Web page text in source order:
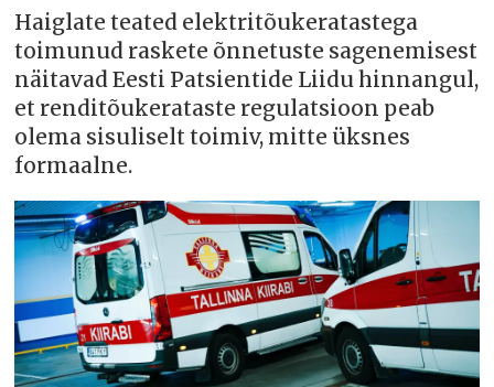
Haiglate teated elektritõukeratastega
toimunud raskete õnnetuste sagenemisest
näitavad Eesti Patsientide Liidu hinnangul,
et renditõukerataste regulatsioon peab
olema sisuliselt toimiv, mitte üksnes
formaalne.